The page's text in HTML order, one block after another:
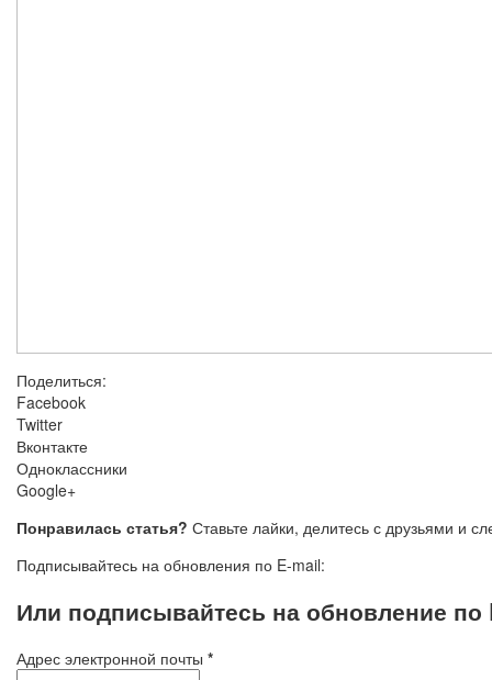
Поделиться:
Facebook
Twitter
Вконтакте
Одноклассники
Google+
Понравилась статья? Ставьте лайки, делитесь с друзьями и
Подписывайтесь на обновления по E-mail:
Или подписывайтесь на обновление по
Адрес электронной почты *